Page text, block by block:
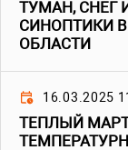
ТУМАН, СНЕГ
СИНОПТИКИ
ОБЛАСТИ
16.03.2025
ТЕПЛЫЙ